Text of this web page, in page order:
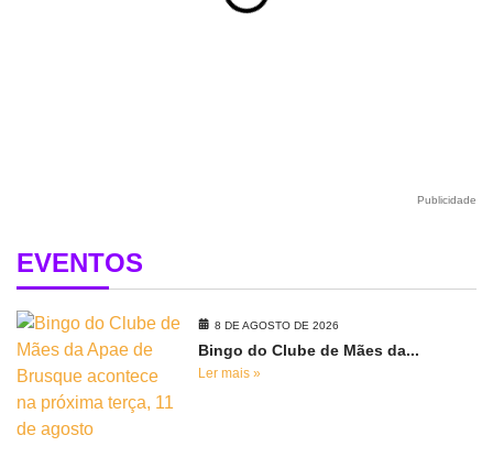
Publicidade
EVENTOS
8 DE AGOSTO DE 2026
Bingo do Clube de Mães da...
Ler mais »